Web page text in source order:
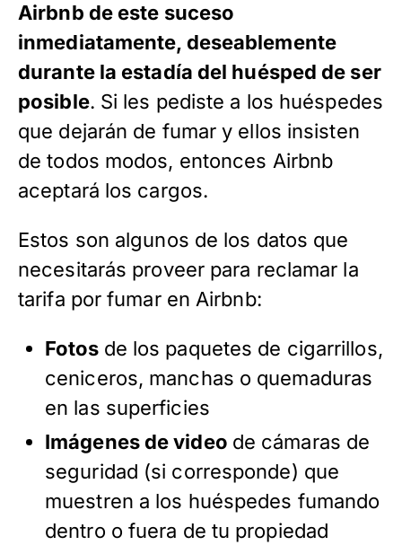
Airbnb de este suceso
inmediatamente, deseablemente
durante la estadía del huésped de ser
posible. Si les pediste a los huéspedes
que dejarán de fumar y ellos insisten
de todos modos, entonces Airbnb
aceptará los cargos.
Estos son algunos de los datos que
necesitarás proveer para reclamar la
tarifa por fumar en Airbnb:
Fotos de los paquetes de cigarrillos,
ceniceros, manchas o quemaduras
en las superficies
Imágenes de video de cámaras de
seguridad (si corresponde) que
muestren a los huéspedes fumando
dentro o fuera de tu propiedad